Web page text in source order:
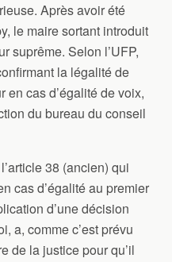
Après avoir été
le maire sortant introduit
suprême. Selon l’UFP,
la légalité de
en cas d’égalité de voix,
du bureau du conseil
38 (ancien) qui
cas d’égalité au premier
d’une décision
a, comme c’est prévu
de la justice pour qu’il